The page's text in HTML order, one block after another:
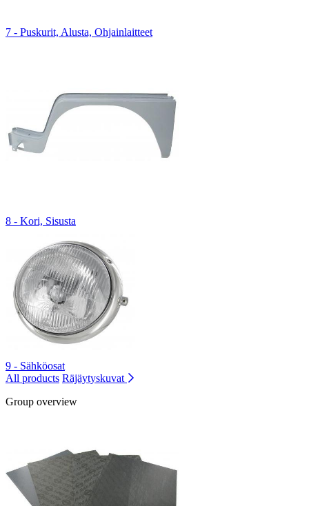
7 - Puskurit, Alusta, Ohjainlaitteet
8 - Kori, Sisusta
9 - Sähköosat
All products Räjäytyskuvat
Group overview